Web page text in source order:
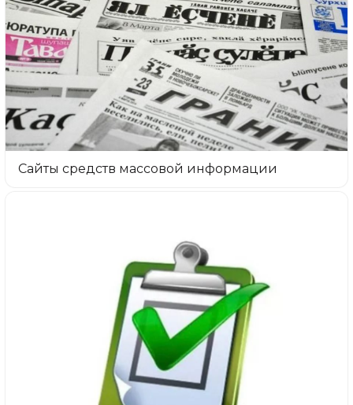
Сайты средств массовой информации